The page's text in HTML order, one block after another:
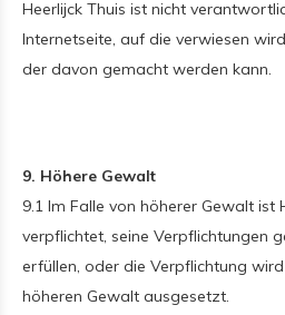
Heerlijck Thuis ist nicht
Internetseite, auf die verwiesen
der davon gemacht werden kann.
9. Höhere Gewalt
9.1 Im Falle von höherer Gewalt ist
verpflichtet, seine Verpflichtungen
erfüllen, oder die Verpflichtung
höheren Gewalt ausgesetzt.